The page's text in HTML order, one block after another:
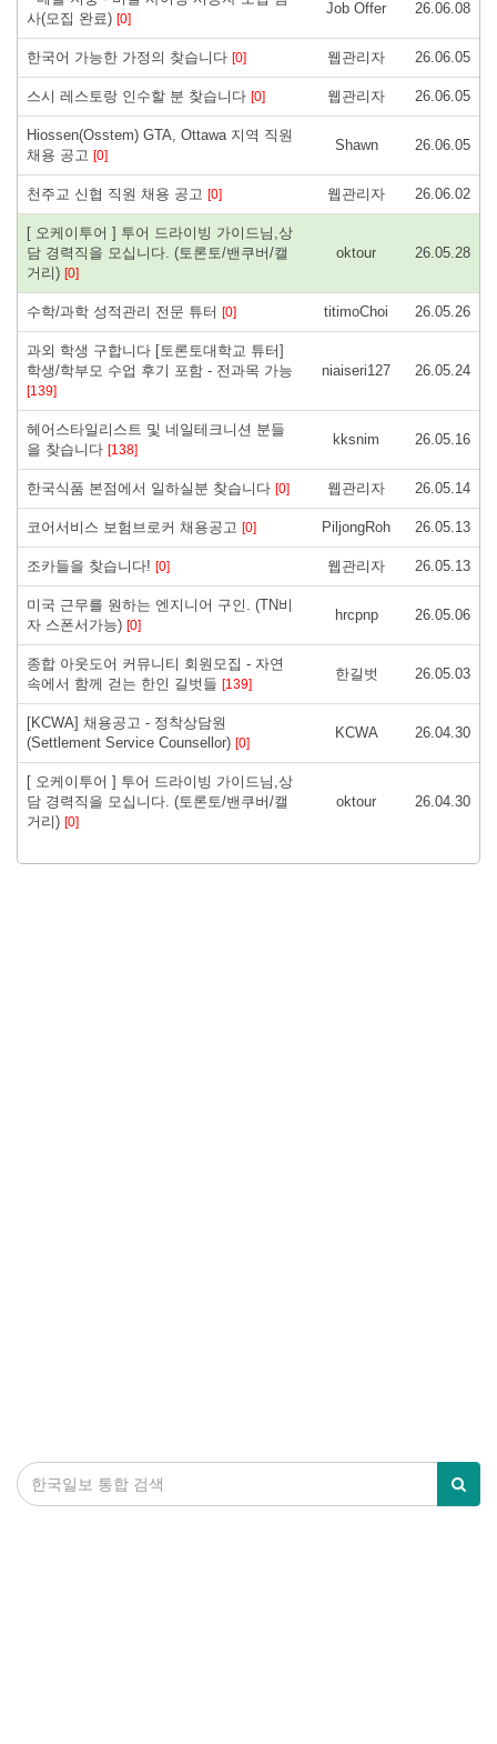
사(모집 완료) [0]
Job Offer 26.06.08
한국어 가능한 가정의 찾습니다 [0] 웹관리자 26.06.05
스시 레스토랑 인수할 분 찾습니다 [0] 웹관리자 26.06.05
Hiossen(Osstem) GTA, Ottawa 지역 직원
채용 공고 [0]
Shawn 26.06.05
천주교 신협 직원 채용 공고 [0] 웹관리자 26.06.02
[ 오케이투어 ] 투어 드라이빙 가이드님,상
담 경력직을 모십니다. (토론토/밴쿠버/캘
거리) [0]
oktour 26.05.28
수학/과학 성적관리 전문 튜터 [0] titimoChoi 26.05.26
과외 학생 구합니다 [토론토대학교 튜터]
학생/학부모 수업 후기 포함 - 전과목 가능
[139]
niaiseri127 26.05.24
헤어스타일리스트 및 네일테크니션 분들
을 찾습니다 [138]
kksnim 26.05.16
한국식품 본점에서 일하실분 찾습니다 [0] 웹관리자 26.05.14
코어서비스 보험브로커 채용공고 [0] PiljongRoh 26.05.13
조카들을 찾습니다! [0] 웹관리자 26.05.13
미국 근무를 원하는 엔지니어 구인. (TN비
자 스폰서가능) [0]
hrcpnp 26.05.06
종합 아웃도어 커뮤니티 회원모집 - 자연
속에서 함께 걷는 한인 길벗들 [139]
한길벗 26.05.03
[KCWA] 채용공고 - 정착상담원
(Settlement Service Counsellor) [0]
KCWA 26.04.30
[ 오케이투어 ] 투어 드라이빙 가이드님,상
담 경력직을 모십니다. (토론토/밴쿠버/캘
거리) [0]
oktour 26.04.30